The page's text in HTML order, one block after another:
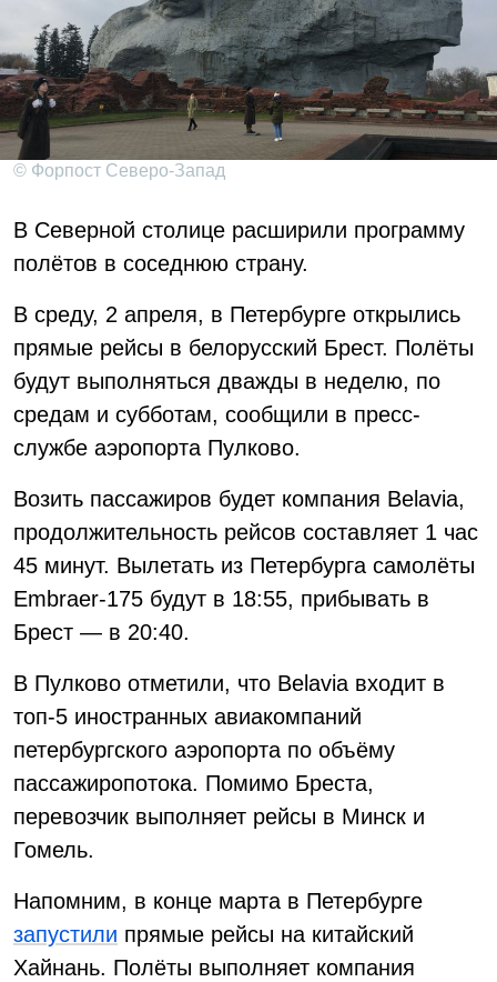
© Форпост Северо-Запад
В Северной столице расширили программу
полётов в соседнюю страну.
В среду, 2 апреля, в Петербурге открылись
прямые рейсы в белорусский Брест. Полёты
будут выполняться дважды в неделю, по
средам и субботам, сообщили в пресс-
службе аэропорта Пулково.
Возить пассажиров будет компания Belavia,
продолжительность рейсов составляет 1 час
45 минут. Вылетать из Петербурга самолёты
Embraer-175 будут в 18:55, прибывать в
Брест — в 20:40.
В Пулково отметили, что Belavia входит в
топ-5 иностранных авиакомпаний
петербургского аэропорта по объёму
пассажиропотока. Помимо Бреста,
перевозчик выполняет рейсы в Минск и
Гомель.
Напомним, в конце марта в Петербурге
запустили прямые рейсы на китайский
Хайнань. Полёты выполняет компания